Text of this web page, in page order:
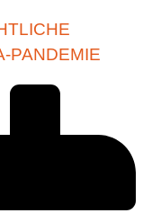
PANDEMIE